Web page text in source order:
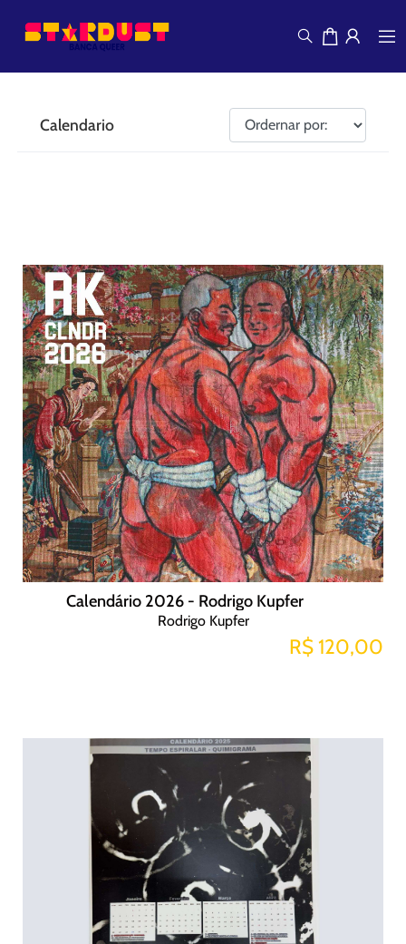
Calendario
Calendário 2026 - Rodrigo Kupfer
Rodrigo Kupfer
R$ 120,00